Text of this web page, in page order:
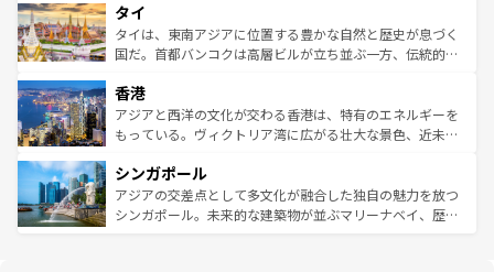
リティに包まれながら、韓国の多彩な魅力を心ゆくまで味
わってみてほしい。 なお、新着の韓国情報はコンテンツ一
覧を参照してほしい。
急速な発展と共に伝統が息づく。ハノイの古い町並みやホ
ーチミン市のフランス統治時代の建物も、独特の雰囲気を
醸し出している。また、バラエティの豊かさとおいしさで
とつ。フォーやバインミー、ベトナムコーヒーなどは、ぜ
ひ現地で味わいたい。どの地域を訪れてもあたたかい人々
が旅行者を迎えてくれるので、きっと忘れられない旅にな
参照してほしい。
タイ
タイは、東南アジアに位置する豊かな自然と歴史が息づく
国だ。首都バンコクは高層ビルが立ち並ぶ一方、伝統的な
の活気が交差している。北部ではチェンマイなどの山岳地
帯で自然と触れ合い、南部ではプーケットやクラビの美し
いビーチでリゾート気分を楽しむことができる。タイ料理
激する。気候は一年中温暖で、どの季節にも異なる楽しみ
が待っている。親しみやすいタイの人々、仏教を中心とし
た文化、そして多様な観光資源が、訪れる旅人を魅了し続
香港
アジアと西洋の文化が交わる香港は、特有のエネルギーを
もっている。ヴィクトリア湾に広がる壮大な景色、近未来
み、どこを訪れても感動するはず。観光スポットが密集し
ており、効率よく見どころを回れるのも魅力。息をのむよ
うな絶景から文化的な体験まで、香港を存分に楽しみ尽く
シンガポール
アジアの交差点として多文化が融合した独自の魅力を放つ
シンガポール。未来的な建築物が並ぶマリーナベイ、歴史